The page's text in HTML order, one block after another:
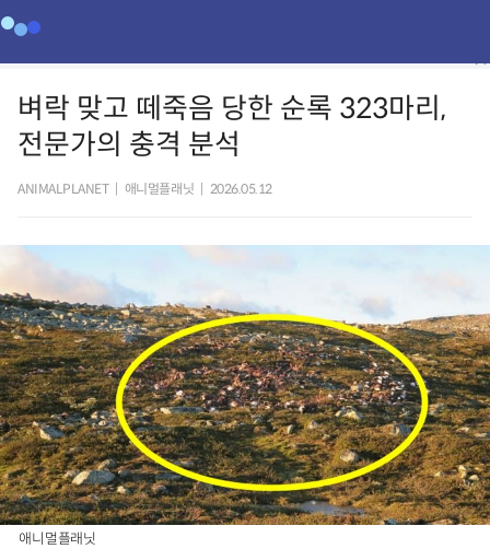
벼락 맞고 떼죽음 당한 순록 323마리,
전문가의 충격 분석
ANIMALPLANET 애니멀플래닛 2026.05.12
애니멀플래닛